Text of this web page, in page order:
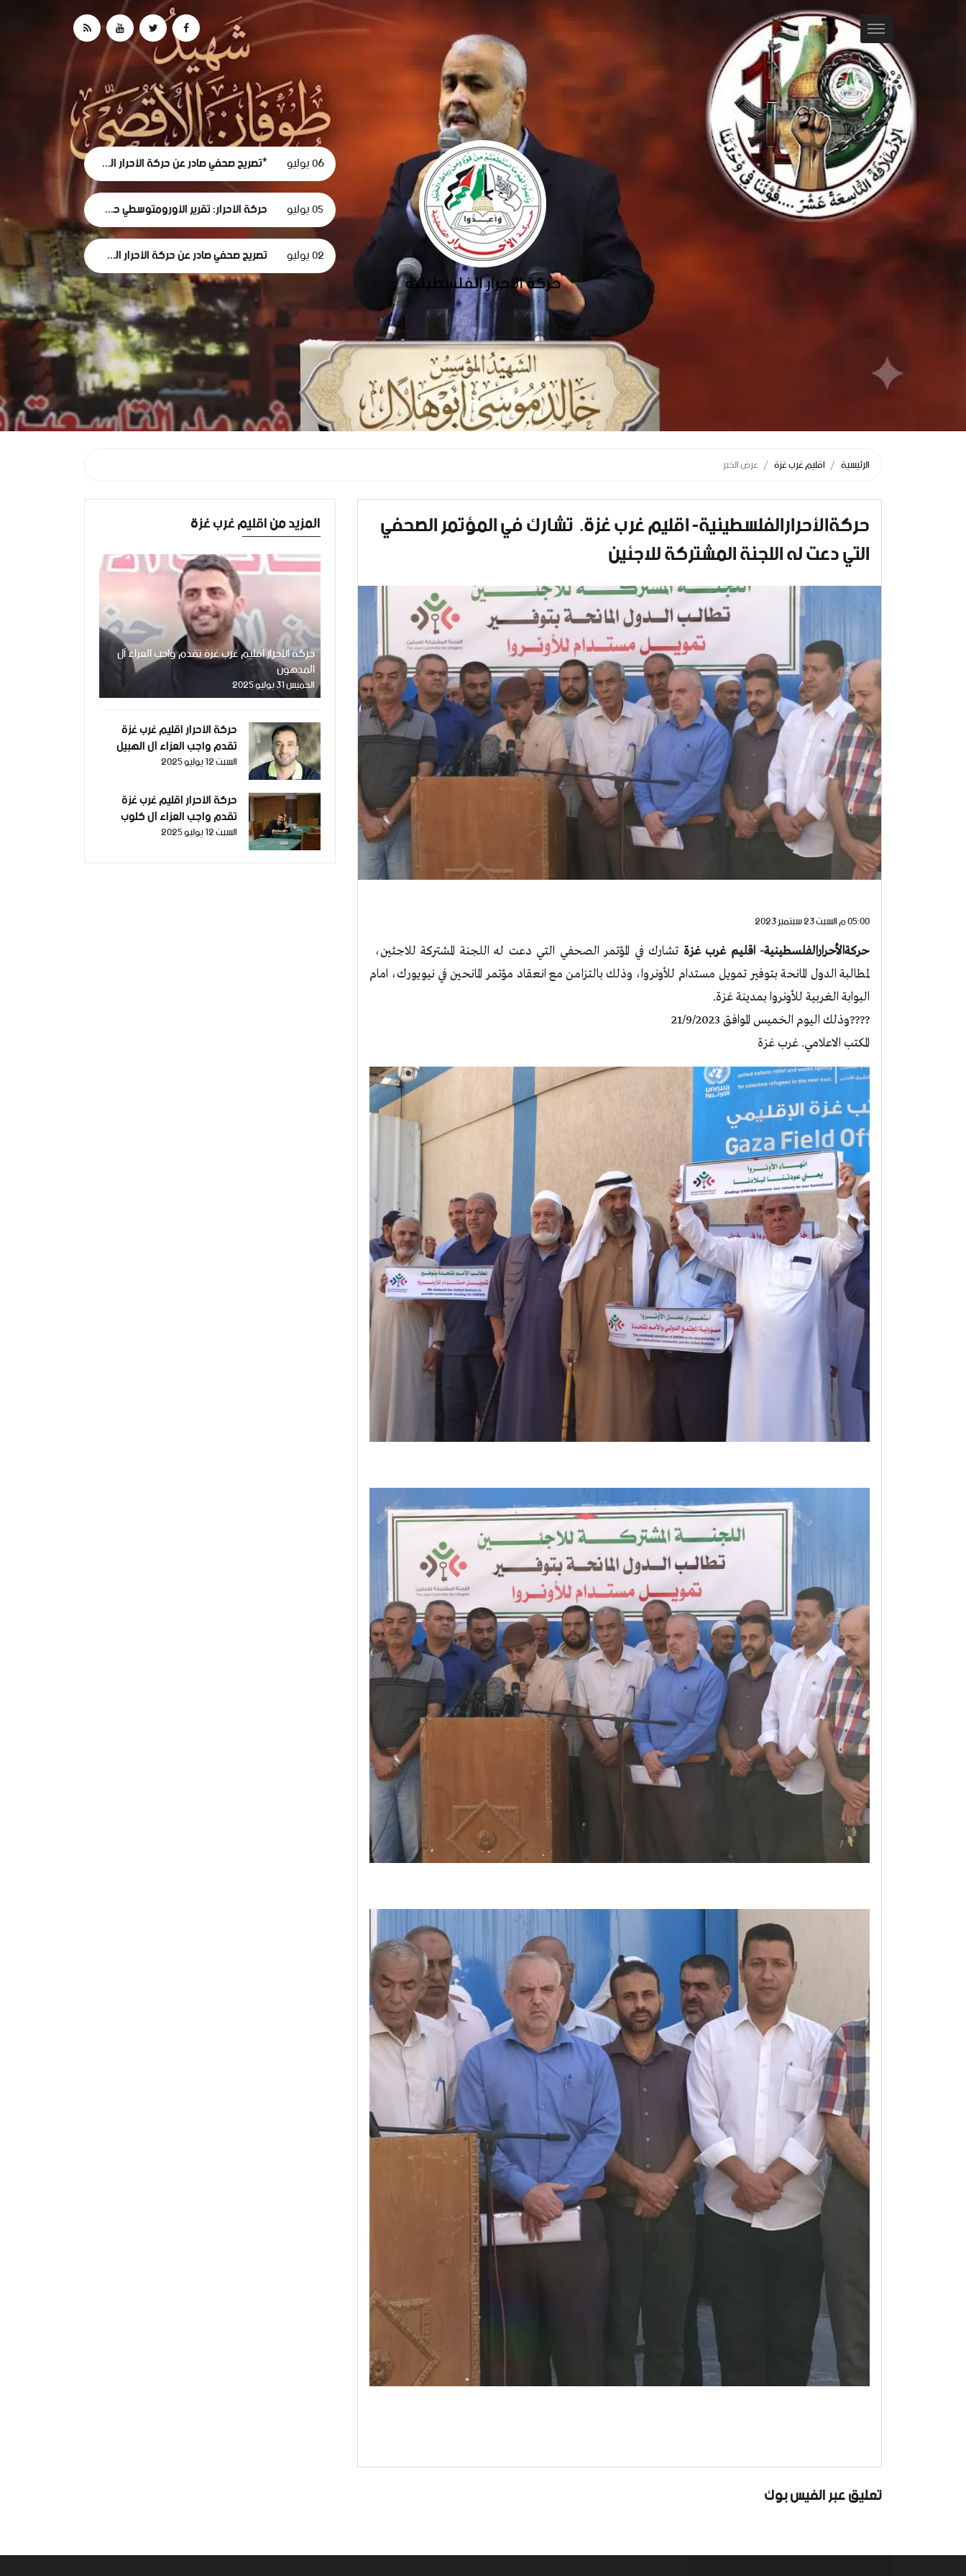
06 يوليو *تصريح صحفي صادر عن حركة الأحرار الفلسطينية حول استقالة لجنة الطوارئ في غزة
05 يوليو حركة الأحرار: تقرير الأورومتوسطي حول استهداف الرموز الطبية في سجون الاحتلال وثيقة إدانة وجريمة حرب موصوفة
02 يوليو تصريح صحفي صادر عن حركة الأحرار الفلسطينية بمناسبة مرور 1000 يومٍ من حرب الإبادة... وفظاعة جرائم الاحتلال في قطاع غزة*
الرئيسية اقليم غرب غزة عرض الخبر
حركةالأحرارالفلسطينية- اقليم غرب غزة. تشارك في المؤتمر الصحفي
التي دعت له اللجنة المشتركة للاجئين
05:00 م السبت 23 سبتمبر 2023
حركةالأحرارالفلسطينية- اقليم غرب غزة تشارك في المؤتمر الصحفي التي دعت له اللجنة المشتركة للاجئين،
لمطالبة الدول المانحة بتوفير تمويل مستدام للأونروا، وذلك بالتزامن مع انعقاد مؤتمر المانحين في نيويورك، امام
البوابة الغربية للأونروا بمدينة غزة.
????وذلك اليوم الخميس الموافق 21/9/2023
المكتب الاعلامي. غرب غزة
تعليق عبر الفيس بوك
المزيد من اقليم غرب غزة
حركة الأحرار اقليم غرب غزة تقدم واجب العزاء آل
المدهون
الخميس 31 يوليو 2025
حركة الأحرار اقليم غرب غزة
تقدم واجب العزاء آل الهبيل
السبت 12 يوليو 2025
حركة الأحرار اقليم غرب غزة
تقدم واجب العزاء آل كلوب
السبت 12 يوليو 2025